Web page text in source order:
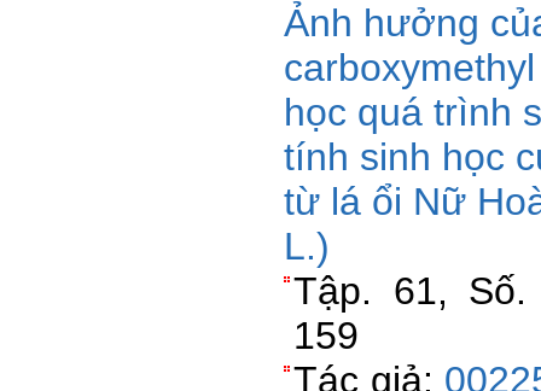
Ảnh hưởng
học quá trình
tính sinh học
từ lá ổi Nữ
L.)
Tập. 61,
159
Tác giả: